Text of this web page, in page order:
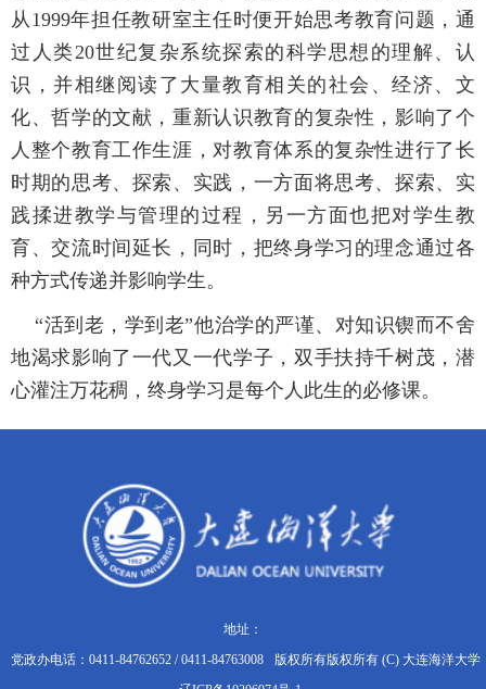
从1999年担任教研室主任时便开始思考教育问题，通
过人类20世纪复杂系统探索的科学思想的理解、认
识，并相继阅读了大量教育相关的社会、经济、文
化、哲学的文献，重新认识教育的复杂性，影响了个
人整个教育工作生涯，对教育体系的复杂性进行了长
时期的思考、探索、实践，一方面将思考、探索、实
践揉进教学与管理的过程，另一方面也把对学生教
育、交流时间延长，同时，把终身学习的理念通过各
种方式传递并影响学生。
“活到老，学到老”他治学的严谨、对知识锲而不舍
地渴求影响了一代又一代学子，双手扶持千树茂，潜
心灌注万花稠，终身学习是每个人此生的必修课。
地址：
党政办电话：0411-84762652 / 0411-84763008
版权所有版权所有 (C) 大连海洋大学